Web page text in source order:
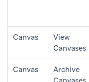
Canvas
View
Canvases
Canvas
Archive